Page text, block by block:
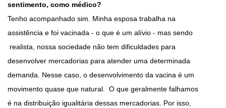
sentimento, como médico?
Tenho acompanhado sim. Minha esposa trabalha na
assistência e foi vacinada - o que é um alívio - mas sendo
realista, nossa sociedade não tem dificuldades para
desenvolver mercadorias para atender uma determinada
demanda. Nesse caso, o desenvolvimento da vacina é um
movimento quase que natural. O que geralmente falhamos
é na distribuição igualitária dessas mercadorias. Por isso,